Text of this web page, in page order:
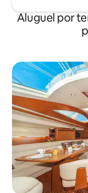
Aluguel por